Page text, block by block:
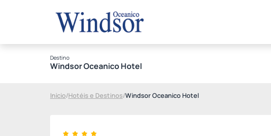
Destino
Windsor Oceanico Hotel
Início/Hotéis e Destinos/Windsor Oceanico Hotel